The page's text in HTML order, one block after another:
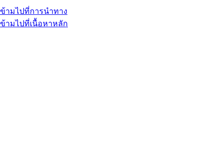
ข้ามไปที่การนำทาง
ข้ามไปที่เนื้อหาหลัก